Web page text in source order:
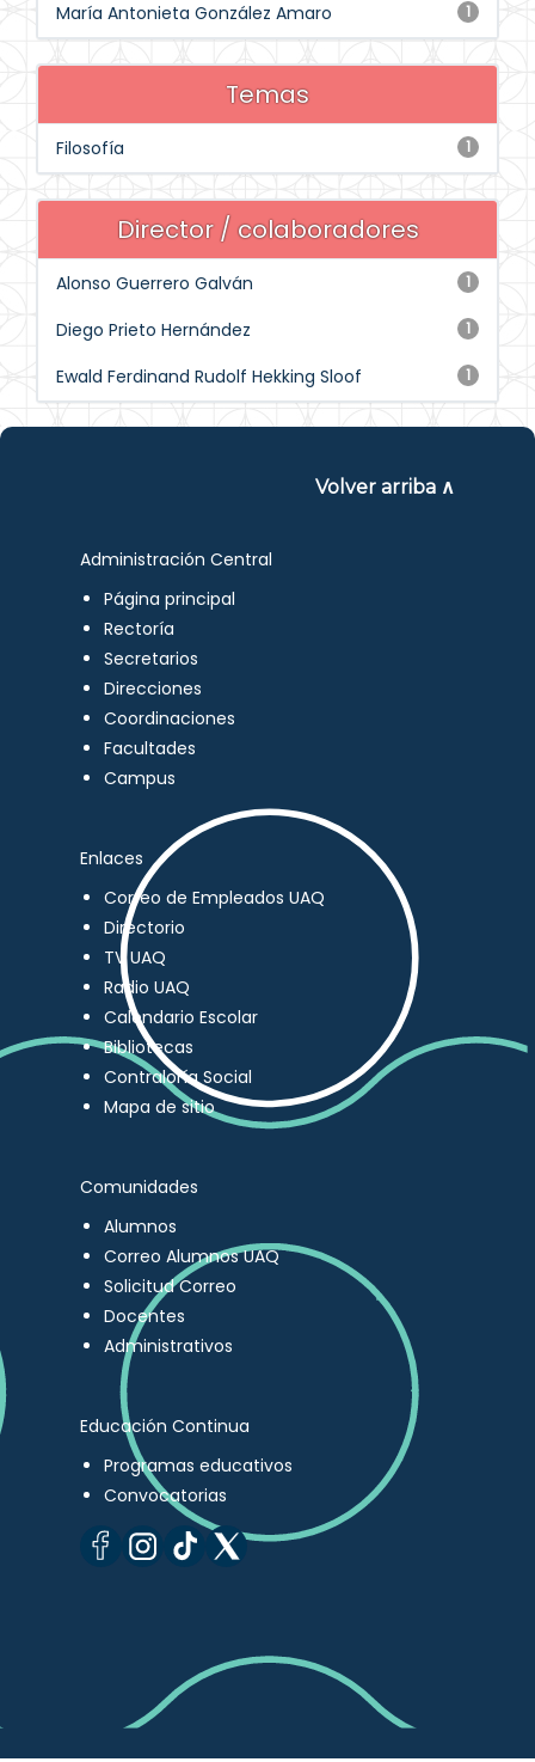
1
María Antonieta González Amaro
Temas
1
Filosofía
Director / colaboradores
1
Alonso Guerrero Galván
1
Diego Prieto Hernández
1
Ewald Ferdinand Rudolf Hekking Sloof
Volver arriba ∧
Administración Central
Página principal
Rectoría
Secretarios
Direcciones
Coordinaciones
Facultades
Campus
Enlaces
Correo de Empleados UAQ
Directorio
TV UAQ
Radio UAQ
Calendario Escolar
Bibliotecas
Contraloría Social
Mapa de sitio
Comunidades
Alumnos
Correo Alumnos UAQ
Solicitud Correo
Docentes
Administrativos
Educación Continua
Programas educativos
Convocatorias